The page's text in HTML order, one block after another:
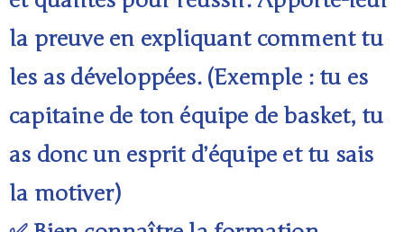
la preuve en expliquant comment tu
les as développées. (Exemple : tu es
capitaine de ton équipe de basket, tu
as donc un esprit d’équipe et tu sais
la motiver)